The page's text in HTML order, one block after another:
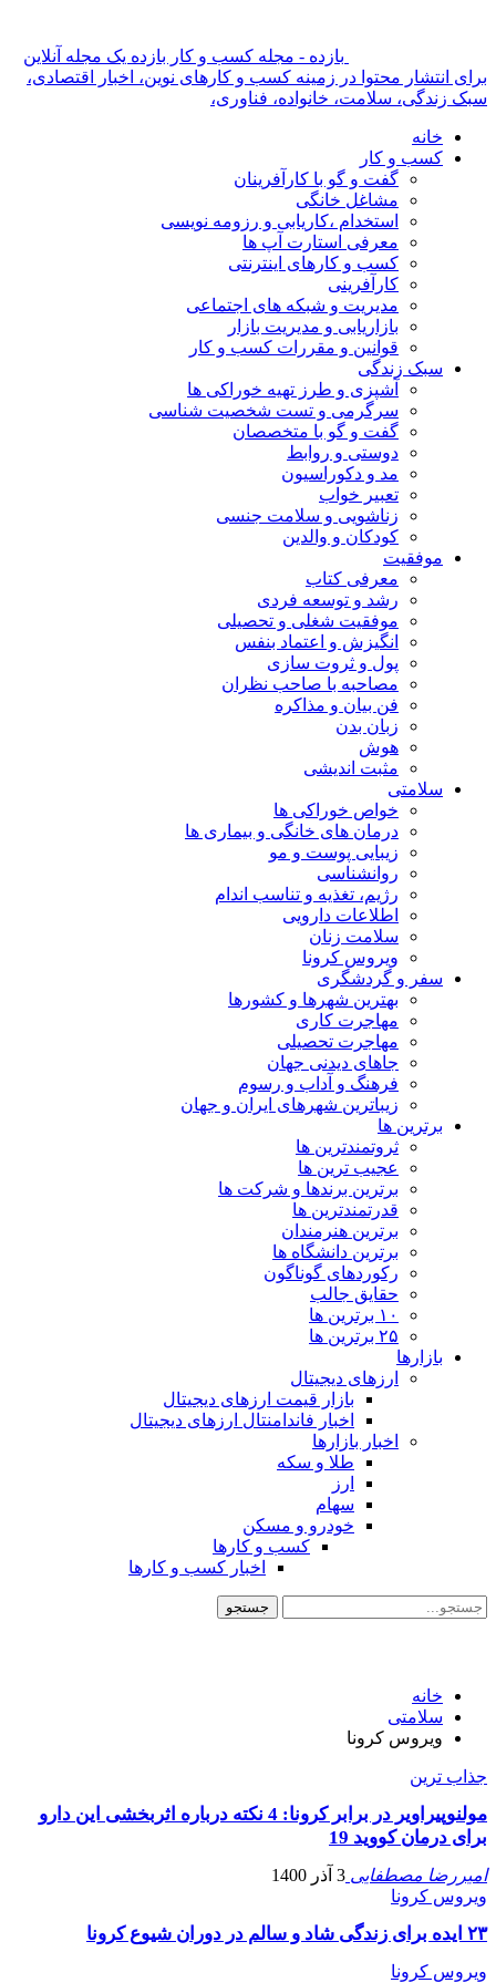
بازده - مجله کسب و کار بازده یک مجله آنلاین
برای انتشار محتوا در زمینه کسب و کارهای نوین، اخبار اقتصادی،
سبک زندگی، سلامت، خانواده، فناوری،
خانه
کسب و کار
گفت و گو با کارآفرینان
مشاغل خانگی
استخدام ،کاریابی و رزومه نویسی
معرفی استارت آپ ها
کسب و کارهای اینترنتی
کارآفرینی
مدیریت و شبکه های اجتماعی
بازاریابی و مدیریت بازار
قوانین و مقررات کسب و کار
سبک زندگی
آشپزی و طرز تهیه خوراکی ها
سرگرمی و تست شخصیت شناسی
گفت و گو با متخصصان
دوستی و روابط
مد و دکوراسیون
تعبیر خواب
زناشویی و سلامت جنسی
کودکان و والدین
موفقیت
معرفی کتاب
رشد و توسعه فردی
موفقیت شغلی و تحصیلی
انگیزش و اعتماد بنفس
پول و ثروت سازی
مصاحبه با صاحب نظران
فن بیان و مذاکره
زبان بدن
هوش
مثبت اندیشی
سلامتی
خواص خوراکی ها
درمان های خانگی و بیماری ها
زیبایی پوست و مو
روانشناسی
رژیم، تغذیه و تناسب اندام
اطلاعات دارویی
سلامت زنان
ویروس کرونا
سفر و گردشگری
بهترین شهرها و کشورها
مهاجرت کاری
مهاجرت تحصیلی
جاهای دیدنی جهان
فرهنگ و آداب و رسوم
زیباترین شهرهای ایران و جهان
برترین ها
ثروتمندترین ها
عجیب ترین ها
برترین برندها و شرکت ها
قدرتمندترین ها
برترین هنرمندان
برترین دانشگاه ها
رکوردهای گوناگون
حقایق جالب
۱۰ برترین ها
۲۵ برترین ها
بازارها
ارزهای دیجیتال
بازار قیمت ارزهای دیجیتال
اخبار فاندامنتال ارزهای دیجیتال
اخبار بازارها
طلا و سکه
ارز
سهام
خودرو و مسکن
کسب و کارها
اخبار کسب و کارها
خانه
سلامتی
ویروس کرونا
جذاب ترین
مولنوپیراویر در برابر کرونا: 4 نکته درباره اثربخشی این دارو
برای درمان کووید 19
امیررضا مصطفایی 3 آذر 1400
ویروس کرونا
۲۳ ایده برای زندگی شاد و سالم در دوران شیوع کرونا
ویروس کرونا